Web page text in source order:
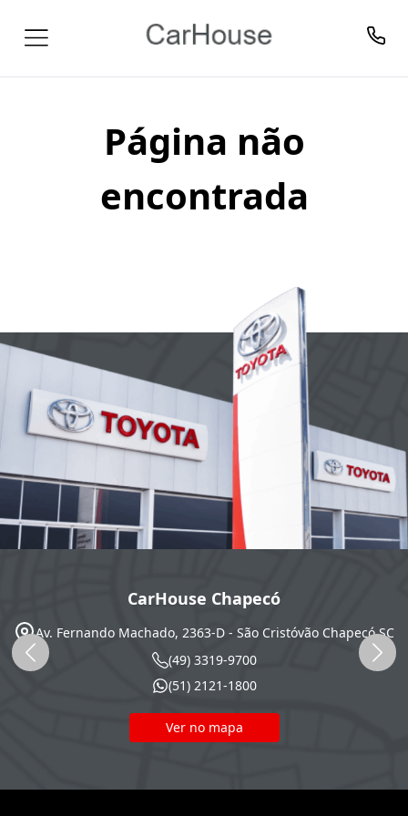
Página não
encontrada
CarHouse Chapecó
Av. Fernando Machado, 2363-D - São Cristóvão Chapecó SC
(49) 3319-9700
(51) 2121-1800
Ver no mapa